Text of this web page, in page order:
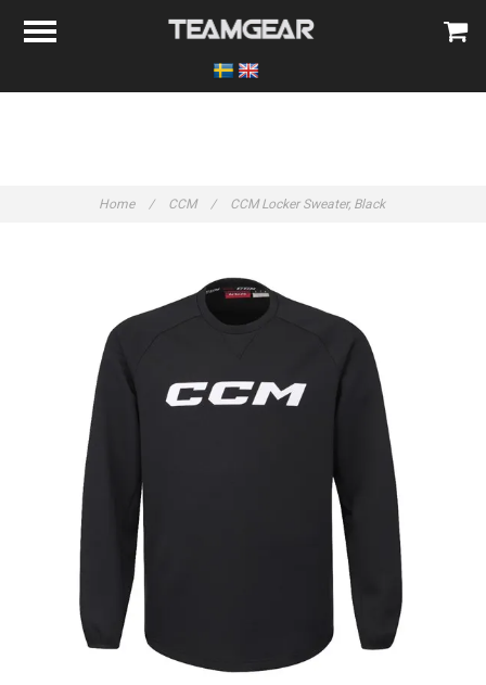
Home / CCM / CCM Locker Sweater, Black